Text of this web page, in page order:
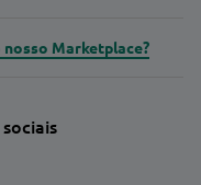
Marketplace?